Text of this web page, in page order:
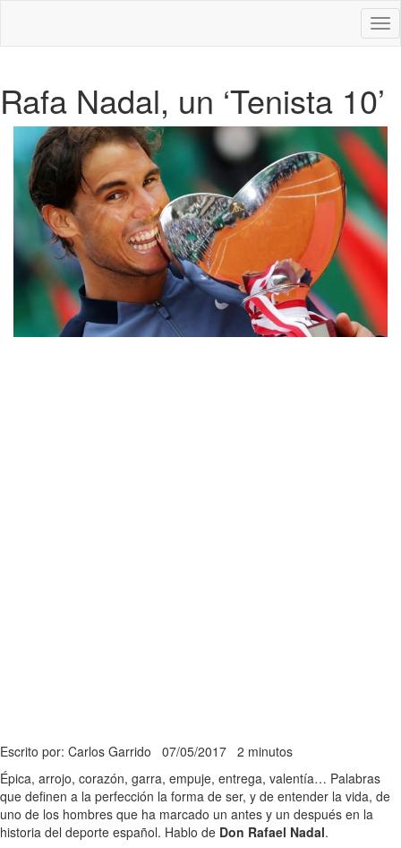
Rafa Nadal, un ‘Tenista 10’
Escrito por: Carlos Garrido 07/05/2017 2 minutos
Épica, arrojo, corazón, garra, empuje, entrega, valentía… Palabras
que definen a la perfección la forma de ser, y de entender la vida, de
uno de los hombres que ha marcado un antes y un después en la
historia del deporte español. Hablo de Don Rafael Nadal.